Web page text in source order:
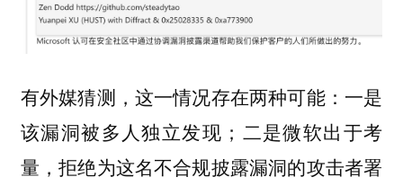
有外媒猜测，这一情况存在两种可能：一是
该漏洞被多人独立发现；二是微软出于考
量，拒绝为这名不合规披露漏洞的攻击者署